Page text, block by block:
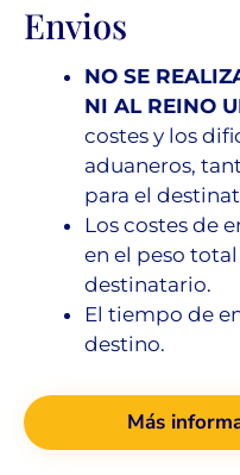
Envios
NO SE
NI AL REINO
costes y los
aduaneros,
para el
Los costes de
en el peso
destinatario.
El tiempo de
destino.
Más